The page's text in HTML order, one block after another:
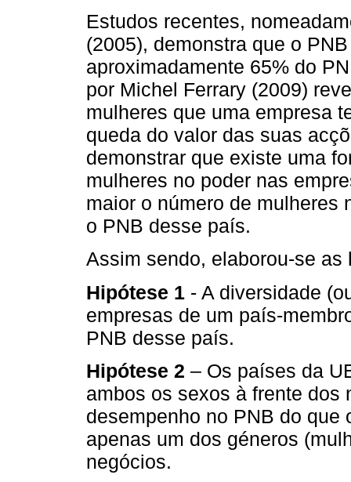
Estudos recentes,
(2005), demonstra que o
aproximadamente 65% do
por Michel Ferrary (2009)
mulheres que uma empresa
queda do valor das suas
demonstrar que existe uma
mulheres no poder nas
maior o número de mulheres
o PNB desse país.
Assim sendo, elaborou-se
Hipótese 1 - A diversidade
empresas de um país-
PNB desse país.
Hipótese 2 – Os países da
ambos os sexos à frente dos
desempenho no PNB do
apenas um dos géneros
negócios.